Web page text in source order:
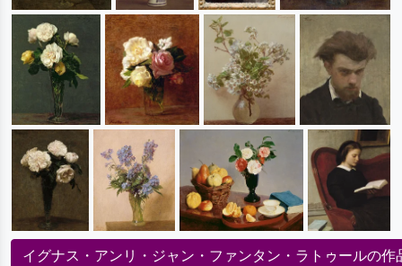
イグナス・アンリ・ジャン・ファンタン・ラトゥールの作